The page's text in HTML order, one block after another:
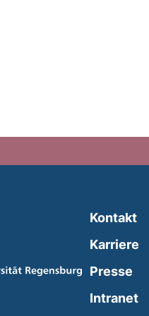
Kontakt
Karriere
Presse
Intranet